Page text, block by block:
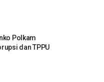
Polkam
dan TPPU